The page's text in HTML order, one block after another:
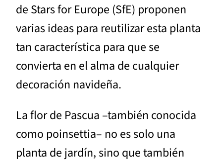
de Stars for Europe (SfE) proponen
varias ideas para reutilizar esta planta
tan característica para que se
convierta en el alma de cualquier
decoración navideña.
La flor de Pascua –también conocida
como poinsettia– no es solo una
planta de jardín, sino que también